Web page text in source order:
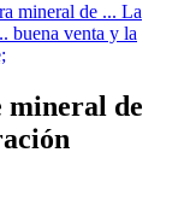
mineral de ... La
buena venta y la
mineral de